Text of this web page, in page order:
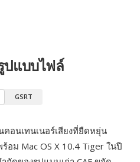
ปแบบไฟล์
GSRT
คอนเทนเนอร์เสียงที่ยืดหยุ่น
อม Mac OS X 10.4 Tiger ในปี